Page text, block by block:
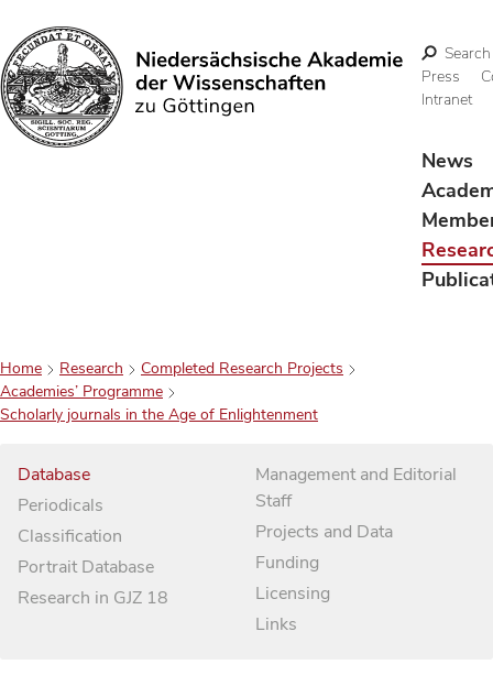
Search
Search
Press
Intranet
News
Home Research
Completed Research Projects
Academies’ Programme
Scholarly journals in the Age of Enlightenment
Database
Periodicals
Classification
Portrait Database
Research in GJZ 18
Management and Editorial
Staff
Projects and Data
Funding
Licensing
Links